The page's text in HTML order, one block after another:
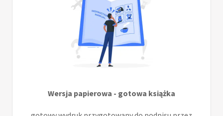
Wersja papierowa - gotowa książka